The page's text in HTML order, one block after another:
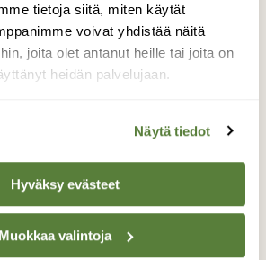
tietoja siitä, miten käytät
voivat yhdistää näitä
joita olet antanut heille tai joita on
heidän palvelujaan.
Näytä tiedot
Hyväksy evästeet
Muokkaa valintoja
KYSY LUONNOSTA
päätyy tekolammelle?